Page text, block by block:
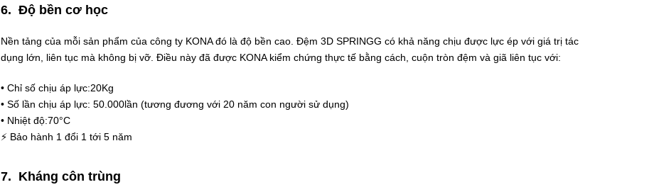
6. Độ bền cơ học
Nền tảng của mỗi sản phẩm của công ty KONA đó là độ bền cao. Đệm 3D SPRINGG có khả năng chịu được lực ép với giá trị tác
dụng lớn, liên tục mà không bị vỡ. Điều này đã được KONA kiểm chứng thực tế bằng cách, cuộn tròn đệm và giã liên tục với:
• Chỉ số chịu áp lực:20Kg
• Số lần chịu áp lực: 50.000lần (tương đương với 20 năm con người sử dụng)
• Nhiệt độ:70°C
⚡Bảo hành 1 đổi 1 tới 5 năm
7. Kháng côn trùng